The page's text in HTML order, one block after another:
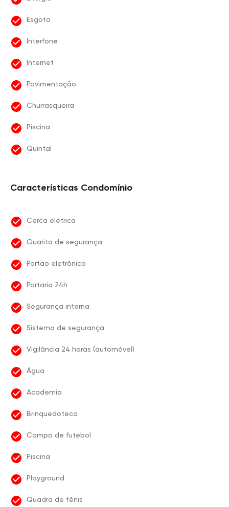
Esgoto
Interfone
Internet
Pavimentação
Churrasqueira
Piscina
Quintal
Características Condomínio
Cerca elétrica
Guarita de segurança
Portão eletrônico
Portaria 24h
Segurança interna
Sistema de segurança
Vigilância 24 horas (automóvel)
Água
Academia
Brinquedoteca
Campo de futebol
Piscina
Playground
Quadra de tênis